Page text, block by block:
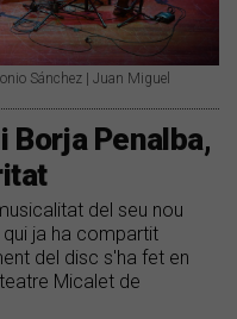
Sánchez | Juan Miguel
Borja Penalba,
del seu nou
ja ha compartit
del disc s'ha fet en
Micalet de